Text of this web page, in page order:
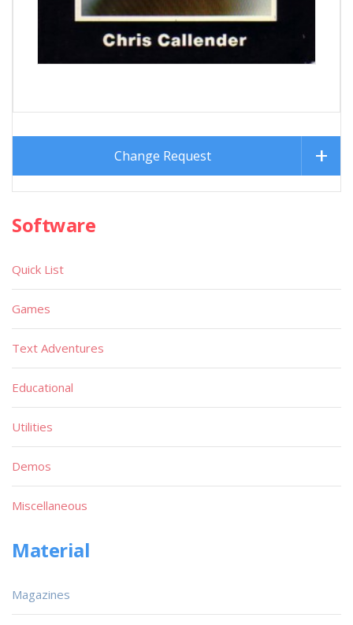
Change Request
Software
Quick List
Games
Text Adventures
Educational
Utilities
Demos
Miscellaneous
Material
Magazines